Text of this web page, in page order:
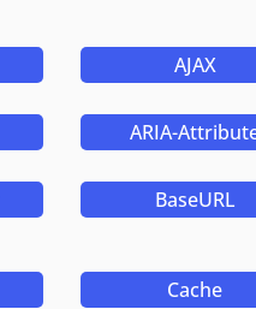
AJAX
ARIA-
BaseURL
Cache